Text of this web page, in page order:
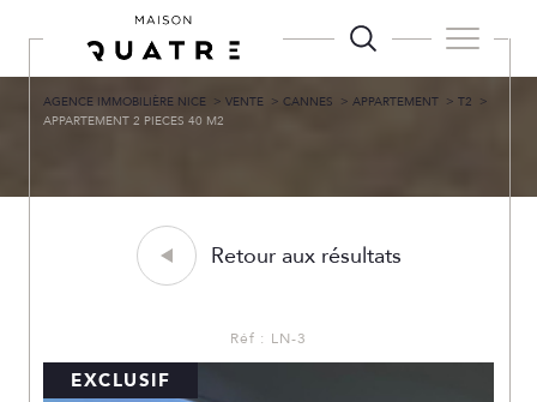
AGENCE IMMOBILIÈRE NICE VENTE CANNES APPARTEMENT
T2
APPARTEMENT 2 PIECES 40 M2
Retour aux résultats
Réf : LN-3
EXCLUSIF